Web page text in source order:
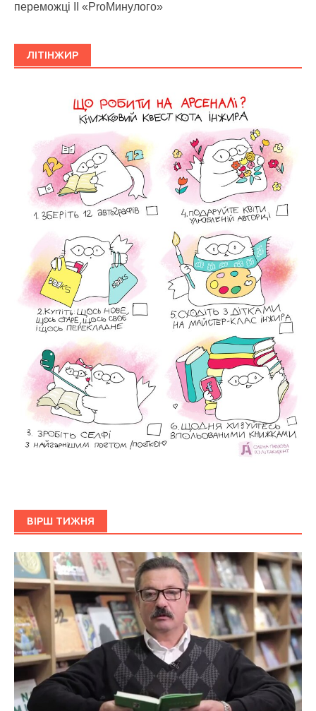
переможці ІІ «ProМинулого»
ЛІТІНЖИР
ВІРШ ТИЖНЯ